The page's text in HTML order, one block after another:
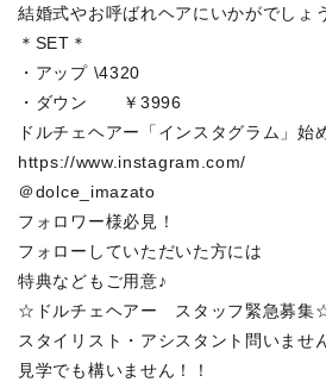
結婚式やお呼ばれヘアにいかがでしょ
＊SET＊
・アップ \4320
・ダウン ￥3996
ドルチェヘアー「インスタグラム」始
https://www.instagram.com/
＠dolce_imazato
フォロワー様必見！
フォローしていただいた方には
特典などもご用意♪
☆ドルチェヘアー スタッフ緊急募集
スタイリスト・アシスタント問いませ
見学でも構いません！！